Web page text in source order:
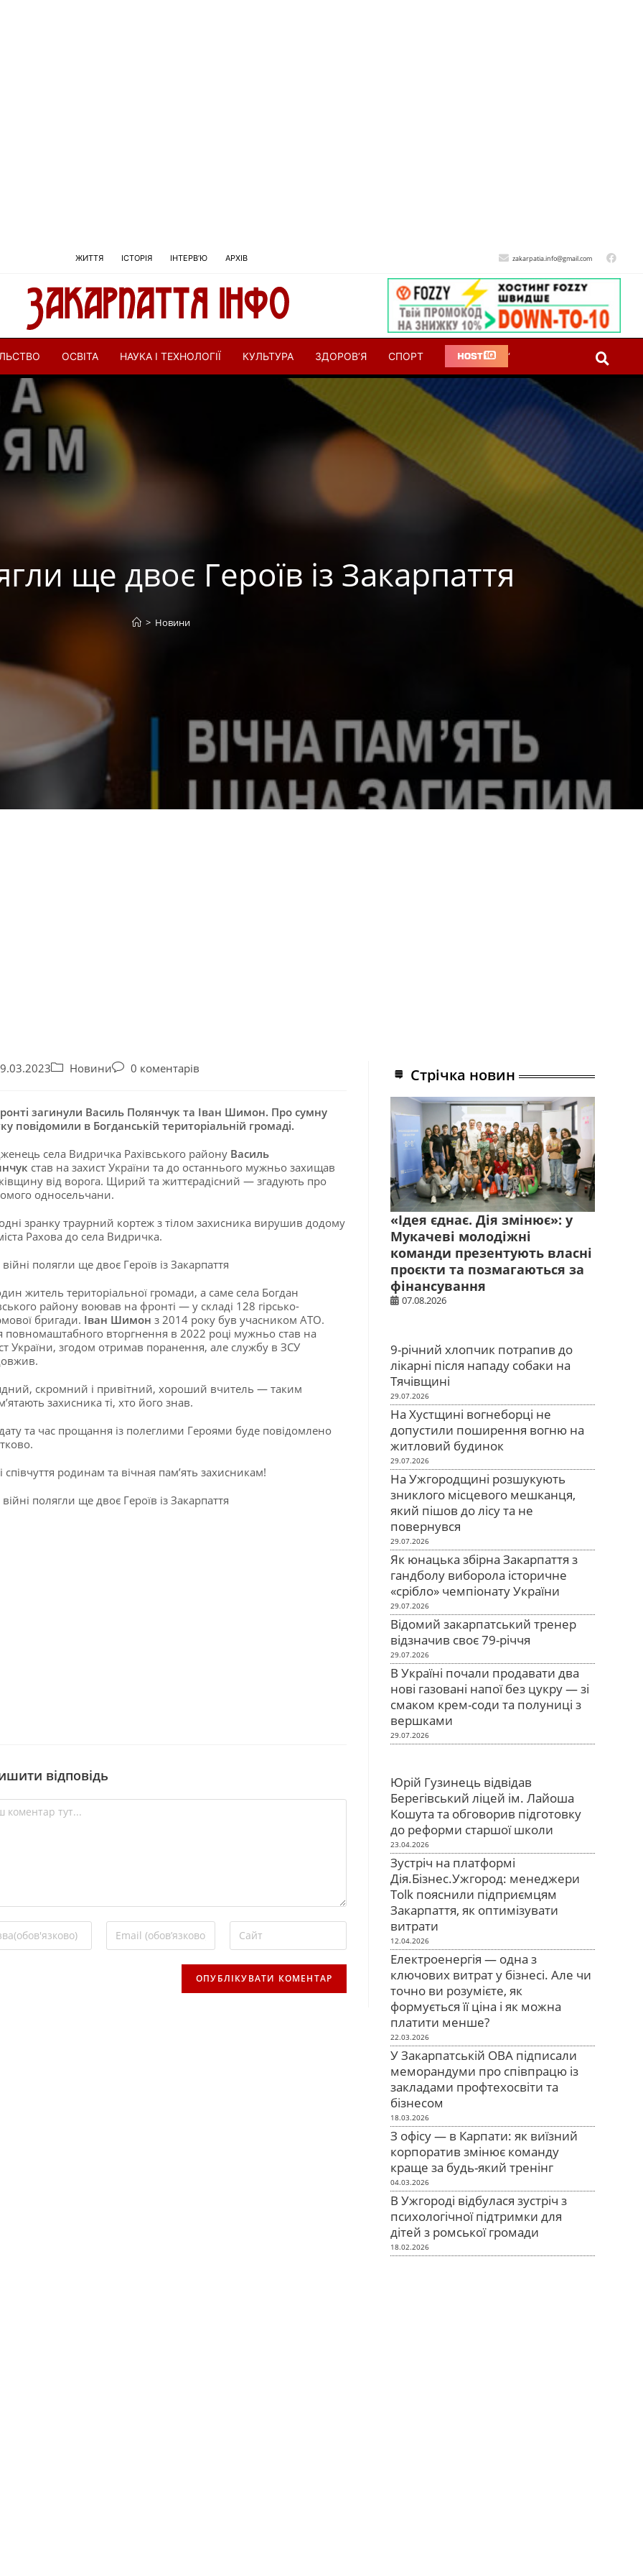
ЖИТТЯ ІСТОРІЯ ІНТЕРВ’Ю АРХІВ zakarpatia.info@gmail.com
ОСВІТА НАУКА І ТЕХНОЛОГІЇ КУЛЬТУРА ЗДОРОВ’Я СПОРТ ‘
ще двоє Героїв із Закарпаття
> Новини
Новини 0 коментарів
загинули Василь Полянчук та Іван Шимон. Про сумну
повідомили в Богданській територіальній громаді.
села Видричка Рахівського району Василь
став на захист України та до останнього мужньо захищав
від ворога. Щирий та життєрадісний — згадують про
односельчани.
зранку траурний кортеж з тілом захисника вирушив додому
Рахова до села Видричка.
житель територіальної громади, а саме села Богдан
району воював на фронті — у складі 128 гірсько-
бригади. Іван Шимон з 2014 року був учасником АТО.
повномаштабного вторгнення в 2022 році мужньо став на
України, згодом отримав поранення, але службу в ЗСУ
скромний і привітний, хороший вчитель — таким
захисника ті, хто його знав.
та час прощання із полеглими Героями буде повідомлено
родинам та вічная пам’ять захисникам!
відповідь
Стрічка новин
«Ідея єднає. Дія змінює»: у
Мукачеві молодіжні
команди презентують власні
проєкти та позмагаються за
фінансування
07.08.2026
9-річний хлопчик потрапив до
лікарні після нападу собаки на
Тячівщині
29.07.2026
На Хустщині вогнеборці не
допустили поширення вогню на
житловий будинок
29.07.2026
На Ужгородщині розшукують
зниклого місцевого мешканця,
який пішов до лісу та не
повернувся
29.07.2026
Як юнацька збірна Закарпаття з
гандболу виборола історичне
«срібло» чемпіонату України
29.07.2026
Відомий закарпатський тренер
відзначив своє 79-річчя
29.07.2026
В Україні почали продавати два
нові газовані напої без цукру — зі
смаком крем-соди та полуниці з
вершками
29.07.2026
Юрій Гузинець відвідав
Берегівський ліцей ім. Лайоша
Кошута та обговорив підготовку
до реформи старшої школи
23.04.2026
Зустріч на платформі
Дія.Бізнес.Ужгород: менеджери
Tolk пояснили підприємцям
Закарпаття, як оптимізувати
витрати
12.04.2026
Електроенергія — одна з
ключових витрат у бізнесі. Але чи
точно ви розумієте, як
формується її ціна і як можна
платити менше?
22.03.2026
У Закарпатській ОВА підписали
меморандуми про співпрацю із
закладами профтехосвіти та
бізнесом
18.03.2026
З офісу — в Карпати: як виїзний
корпоратив змінює команду
краще за будь-який тренінг
04.03.2026
В Ужгороді відбулася зустріч з
психологічної підтримки для
дітей з ромської громади
18.02.2026